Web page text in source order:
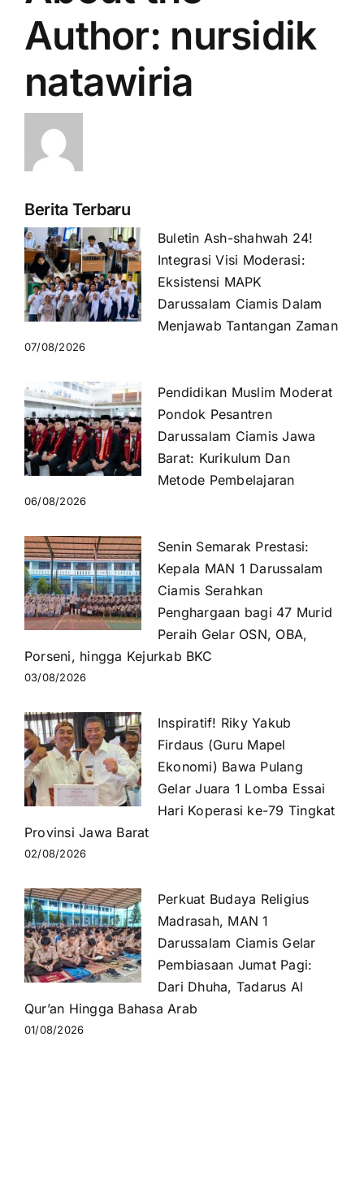
Author: nursidik
natawiria
Berita Terbaru
Buletin Ash-shahwah 24!
Integrasi Visi Moderasi:
Eksistensi MAPK
Darussalam Ciamis Dalam
Menjawab Tantangan Zaman
07/08/2026
Pendidikan Muslim Moderat
Pondok Pesantren
Darussalam Ciamis Jawa
Barat: Kurikulum Dan
Metode Pembelajaran
06/08/2026
Senin Semarak Prestasi:
Kepala MAN 1 Darussalam
Ciamis Serahkan
Penghargaan bagi 47 Murid
Peraih Gelar OSN, OBA,
Porseni, hingga Kejurkab BKC
03/08/2026
Inspiratif! Riky Yakub
Firdaus (Guru Mapel
Ekonomi) Bawa Pulang
Gelar Juara 1 Lomba Essai
Hari Koperasi ke-79 Tingkat
Provinsi Jawa Barat
02/08/2026
Perkuat Budaya Religius
Madrasah, MAN 1
Darussalam Ciamis Gelar
Pembiasaan Jumat Pagi:
Dari Dhuha, Tadarus Al
Qur’an Hingga Bahasa Arab
01/08/2026